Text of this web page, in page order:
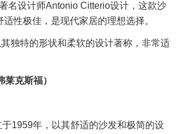
名设计师Antonio Citterio设计，这款沙
性极佳，是现代家居的理想选择。
独特的形状和柔软的设计著称，非常适
克斯福）
于1959年，以其舒适的沙发和极简的设